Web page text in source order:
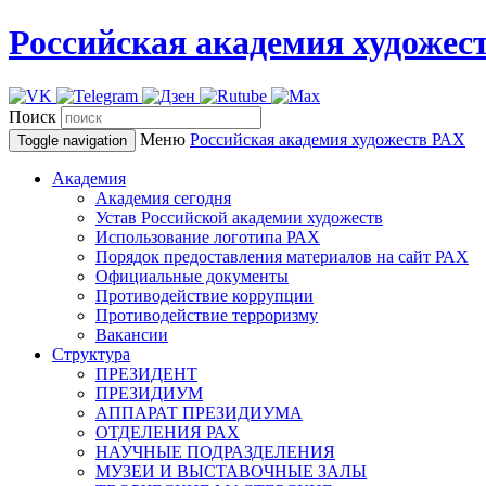
Российская академия
Поиск
Toggle navigation Меню Российская академия художеств РАХ
Академия
Академия сегодня
Устав Российской академии художеств
Использование логотипа РАХ
Порядок предоставления материалов на сайт РАХ
Официальные документы
Противодействие коррупции
Противодействие терроризму
Вакансии
Структура
ПРЕЗИДЕНТ
ПРЕЗИДИУМ
АППАРАТ ПРЕЗИДИУМА
ОТДЕЛЕНИЯ РАХ
НАУЧНЫЕ ПОДРАЗДЕЛЕНИЯ
МУЗЕИ И ВЫСТАВОЧНЫЕ ЗАЛЫ